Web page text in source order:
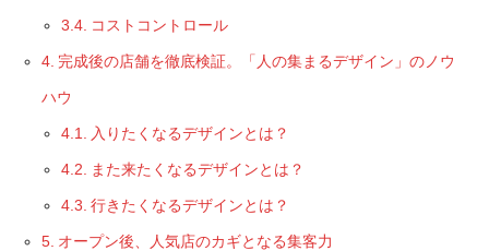
コストコントロール
完成後の店舗を徹底検証。「人の集まるデザイン」のノウ
ハウ
入りたくなるデザインとは？
また来たくなるデザインとは？
行きたくなるデザインとは？
オープン後、人気店のカギとなる集客力